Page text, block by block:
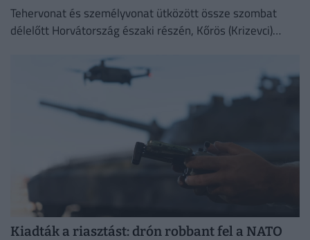
Tehervonat és személyvonat ütközött össze szombat
délelőtt Horvátország északi részén, Kőrös (Krizevci)
Kiadták a riasztást: drón robbant fel a NATO